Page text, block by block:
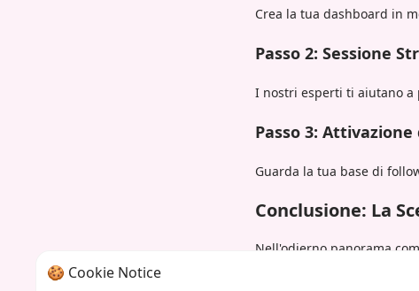
Crea la tua dashboard in
Passo 2: Sessione
I nostri esperti ti aiutano a
Passo 3:
Guarda la tua base di
Conclusione: La
Nell'odierno panorama
oro. Il pannello SMM
dandoti il meglio di
🍪 Cookie Notice